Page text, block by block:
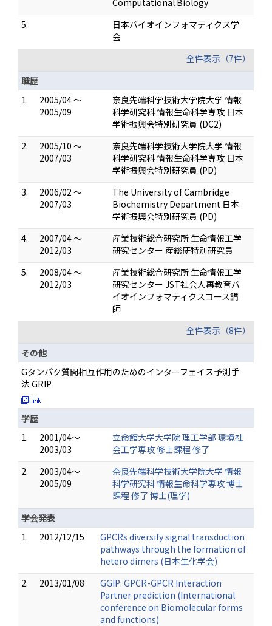
Computational Biology
5.
日本バイオインフォマティクス学
会
全件表示（7件）
職歴
1.
2005/04 ～
2005/09
奈良先端科学技術大学院大学 情報
科学研究科 情報生命科学専攻 日本
学術振興会特別研究員 (DC2)
2.
2005/10 ～
2007/03
奈良先端科学技術大学院大学 情報
科学研究科 情報生命科学専攻 日本
学術振興会特別研究員 (PD)
3.
2006/02 ～
2007/03
The University of Cambridge
Biochemistry Department 日本
学術振興会特別研究員 (PD)
4.
2007/04 ～
2012/03
産業技術総合研究所 生命情報工学
研究センター 産総研特別研究員
5.
2008/04 ～
2012/03
産業技術総合研究所 生命情報工学
研究センター JST社会人再教育バ
イオインフォマティクスコース講
師
全件表示（8件）
その他
Gタンパク質間相互作用のためのインターフェイス予測手
法 GRIP
学歴
1.
2001/04～
2003/03
立命館大学大学院 理工学部 環境社
会工学専攻 修士課程 修了
2.
2003/04～
2005/09
奈良先端科学技術大学院大学 情報
科学研究科 情報生命科学専攻 博士
課程 修了 博士(理学)
学会発表
1.
2012/12/15
GPCRs diversify signal transduction
pathways through the formation of
hetero dimers (日本生化学会)
2.
2013/01/08
GGIP: GPCR-GPCR Interaction
Partner prediction (International
conference on Biomolecular forms
and functions)